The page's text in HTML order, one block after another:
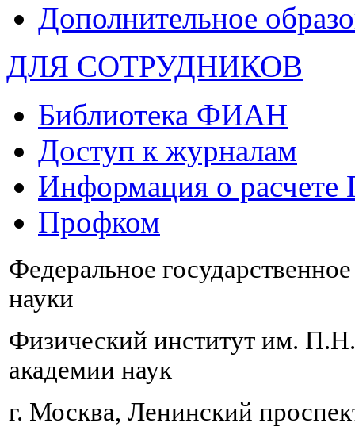
Дополнительное
ДЛЯ СОТРУДНИКОВ
Библиотека ФИАН
Доступ к журналам
Информация о
Профком
Федеральное
науки
Физический институт им.
академии наук
г. Москва, Ленинский